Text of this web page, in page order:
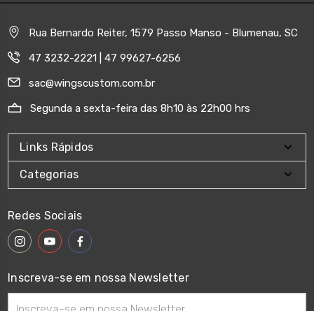
Rua Bernardo Reiter, 1579 Passo Manso - Blumenau, SC
47 3232-2221 | 47 99627-6256
sac@wingscustom.com.br
Segunda a sexta-feira das 8h10 às 22h00 hrs
Links Rápidos
Categorias
Redes Sociais
Inscreva-se em nossa Newsletter